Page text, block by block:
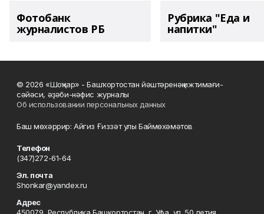
Фотобанк
журналистов РБ
Рубрика "Еда и
напитки"
© 2026 «Шоңҡар» - Башҡортостан йәштәренәң ижтимағи-
сәйәси, әҙәби-нәфис журналы
Об использовании персональных данных
Баш мөхәррир: Айгиз Ғиззәт улы Баймөхәмәтов
Телефон
(347)272-61-64
Эл. почта
Shonkar@yandex.ru
Адрес